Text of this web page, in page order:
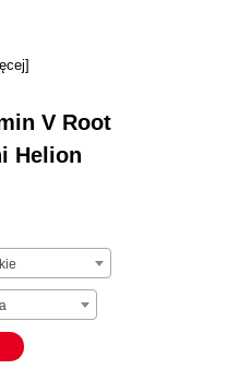
V Root
Helion